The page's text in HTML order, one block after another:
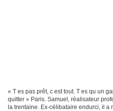
« T es pas prêt, c est tout. T es qu un
quitter » Paris. Samuel, réalisateur
la trentaine. Ex-célibataire endurci, il a